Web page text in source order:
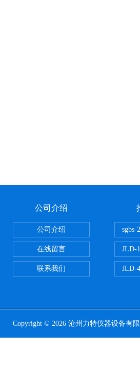
公司介绍
公司介绍
在线留言
联系我们
JLD-
JLD-
Copyright © 2026 沧州力特仪器设备有